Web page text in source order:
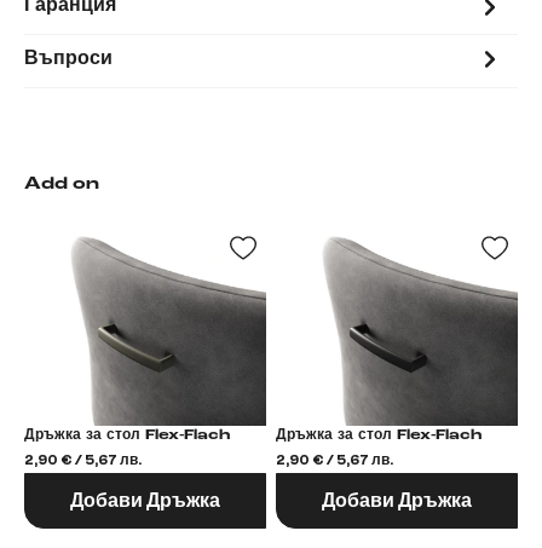
Гаранция
Въпроси
Add on
Дръжка за стол Flex-Flach
2,90 € / 5,67 лв.
Добави Дръжка
Дръжка за стол Flex-Flach
2,90 € / 5,67 лв.
Добави Дръжка